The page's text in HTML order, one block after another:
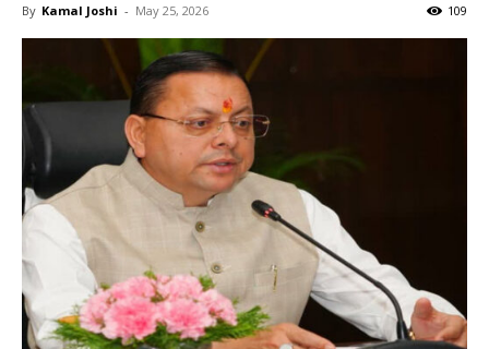
By Kamal Joshi - May 25, 2026 109